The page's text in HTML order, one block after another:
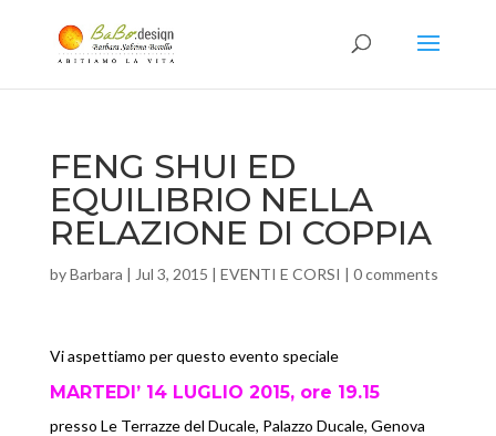
FENG SHUI ED
EQUILIBRIO NELLA
RELAZIONE DI COPPIA
byBarbara | Jul 3, 2015 | EVENTI E CORSI | 0 comments
Vi aspettiamo per questo evento speciale
MARTEDI’ 14 LUGLIO 2015, ore 19.15
presso Le Terrazze del Ducale, Palazzo Ducale, Genova